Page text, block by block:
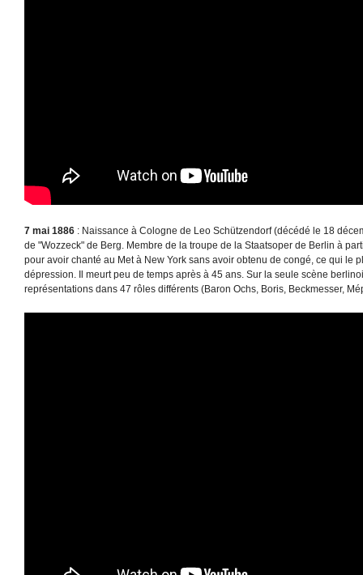
7 mai 1886 : Naissance à Cologne de Leo Schützendorf (décédé le 18
de "Wozzeck" de Berg. Membre de la troupe de la Staatsoper de Berlin à
pour avoir chanté au Met à New York sans avoir obtenu de congé, ce qui le
dépression. Il meurt peu de temps après à 45 ans. Sur la seule scène
représentations dans 47 rôles différents (Baron Ochs, Boris, Beckmesser,